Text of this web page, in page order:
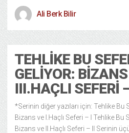
Ali Berk Bilir
TEHLIKE BU
GELIYOR:
III.HAÇLI SEFERI
*Serinin diğer yazıları için: Tehlike Bu
Bizans ve I.Haçlı Seferi – I Tehlike Bu
Bizans ve II.Haçlı Seferi – II Serinin